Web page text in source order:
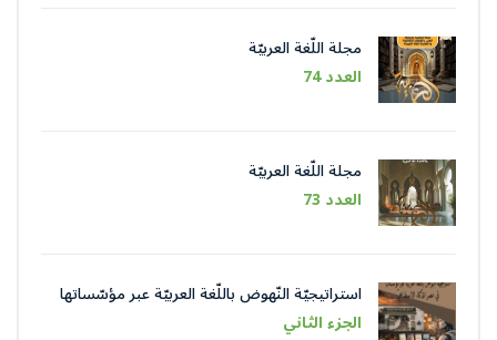
مجلة اللّغة العربيّة
العدد 74
مجلة اللّغة العربيّة
العدد 73
استراتيجيّة النّهوض باللّغة العربيّة عبر مؤسّساتها
في عصر الذّكاء الاصطناعيّ
الجزء الثاني